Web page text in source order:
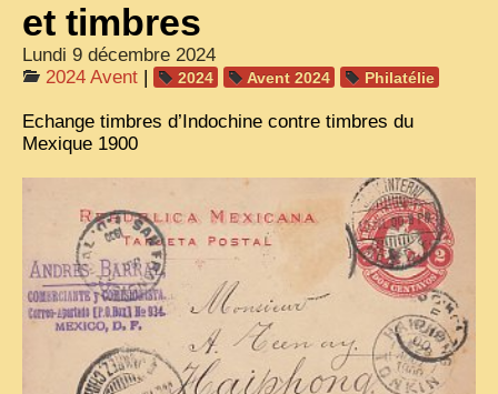
TONKIN
FRONTIÈRE
ANNAM CENTRE
ETHNIES
LAOS
CAMBODGE
REMARQUABLES
VIETNAM 1950
et timbres
Lundi 9 décembre 2024
2024 Avent | 2024 Avent 2024 Philatélie
Echange timbres d’Indochine contre timbres du
Mexique 1900